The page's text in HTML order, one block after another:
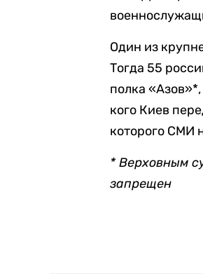
Один из
Тогда 55
полка
кого Киев
которого СМИ
* Верховным
запрещен